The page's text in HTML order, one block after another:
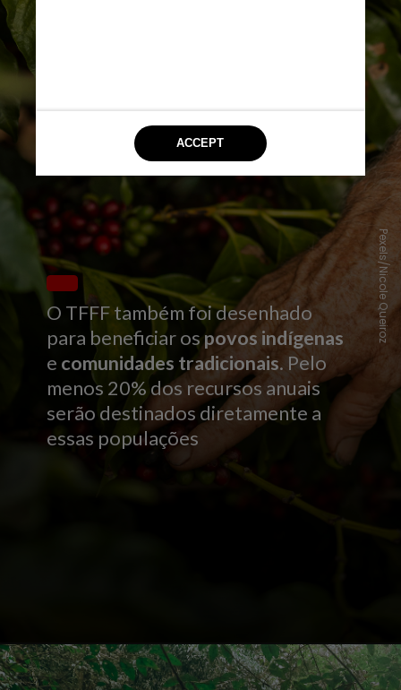
O TFFF também foi desenhado
para beneficiar ospovos indígenas
e comunidades tradicionais. Pelo
menos 20% dos recursos anuais
serão destinados diretamente a
essas populações
Pexels/Nicole Queiroz